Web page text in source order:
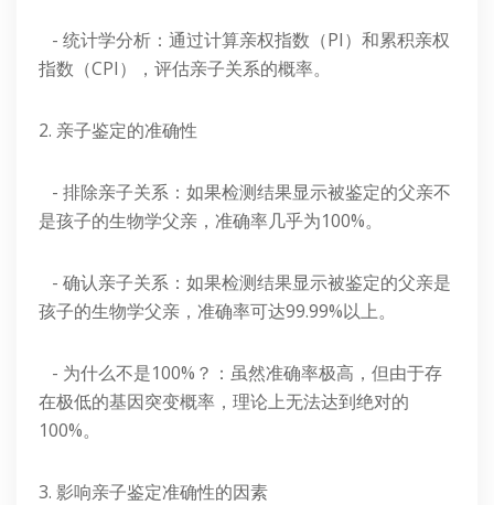
- 统计学分析：通过计算亲权指数（PI）和累积亲权
指数（CPI），评估亲子关系的概率。
2. 亲子鉴定的准确性
- 排除亲子关系：如果检测结果显示被鉴定的父亲不
是孩子的生物学父亲，准确率几乎为100%。
- 确认亲子关系：如果检测结果显示被鉴定的父亲是
孩子的生物学父亲，准确率可达99.99%以上。
- 为什么不是100%？：虽然准确率极高，但由于存
在极低的基因突变概率，理论上无法达到绝对的
100%。
3. 影响亲子鉴定准确性的因素